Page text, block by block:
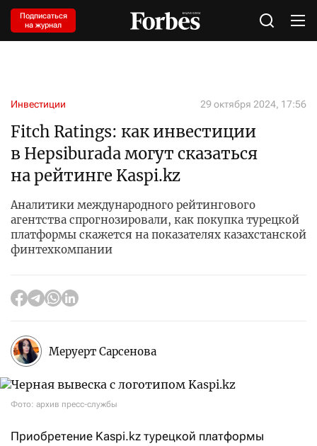
Подписаться
на журнал
Инвестиции 29 октября 2024, 17:56
Fitch Ratings: как инвестиции
в Hepsiburada могут сказаться
на рейтинге Kaspi.kz
Аналитики международного рейтингового
агентства спрогнозировали, как покупка турецкой
платформы скажется на показателях казахстанской
финтехкомпании
Меруерт Сарсенова
Фото: архив пресс-службы
Приобретение Kaspi.kz турецкой платформы